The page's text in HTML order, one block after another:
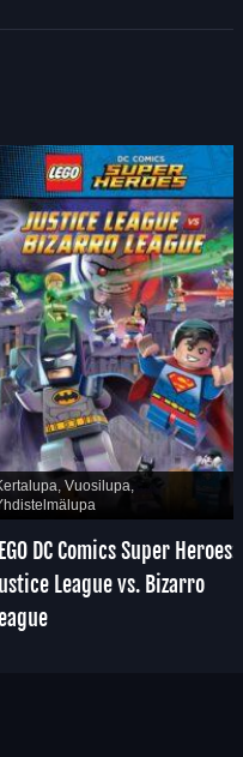
Vuosilupa,
DC Comics Super Heroes:
League vs. Bizarro